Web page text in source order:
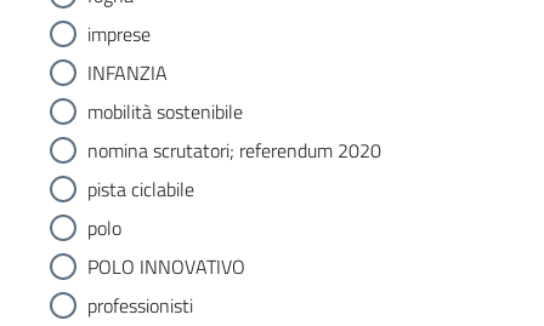
imprese
INFANZIA
mobilità sostenibile
nomina scrutatori; referendum 2020
pista ciclabile
polo
POLO INNOVATIVO
professionisti